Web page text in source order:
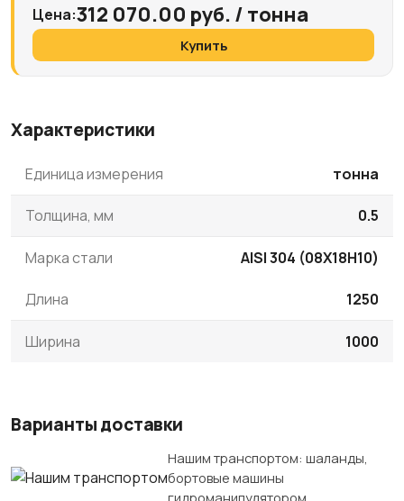
Цена:312 070.00 руб. / тонна
Купить
Характеристики
Единица измерения тонна
Толщина, мм 0.5
Марка стали AISI 304 (08Х18Н10)
Длина 1250
Ширина 1000
Варианты доставки
Нашим транспортом: шаланды,
бортовые машины
гидроманипулятором